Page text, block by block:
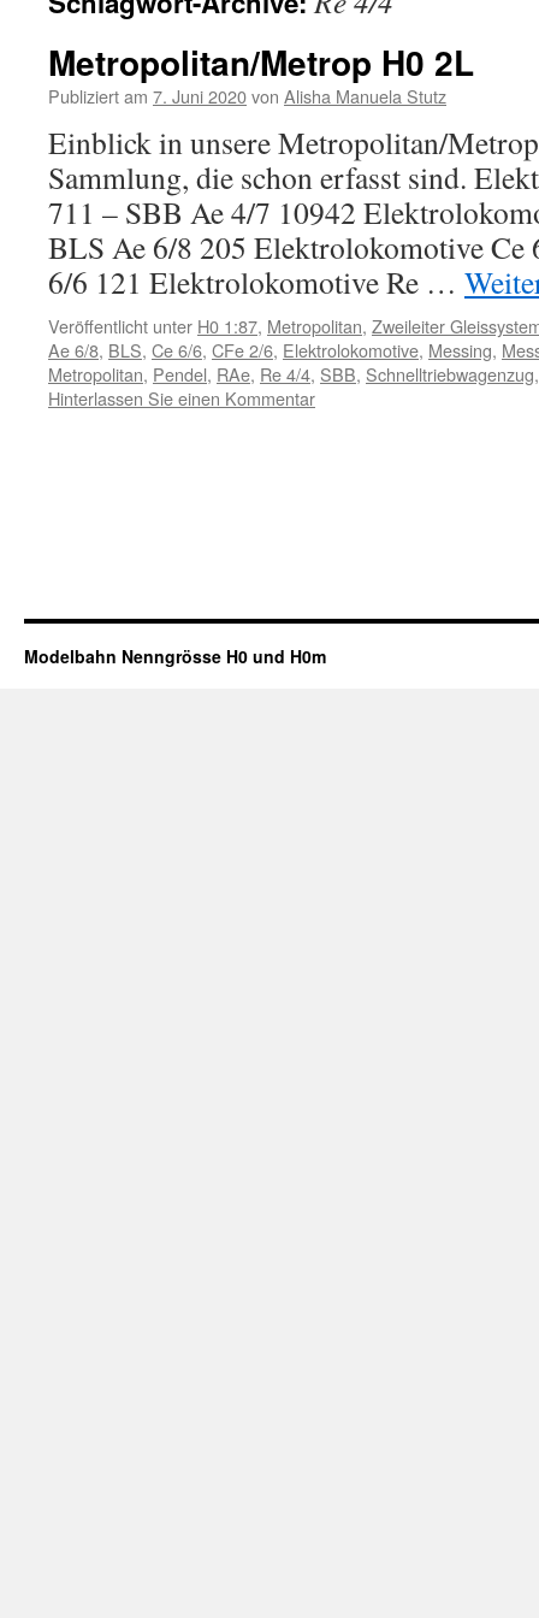
Metropolitan/Metrop H0 2L
Publiziert am 7. Juni 2020von Alisha Manuela Stutz
Einblick in unsere Metropolitan/
Sammlung, die schon erfasst sind.
711 – SBB Ae 4/7 10942
BLS Ae 6/8 205 Elektrolokomotive Ce
6/6 121 Elektrolokomotive Re …
Veröffentlicht unter H0 1:87, Metropolitan, Zweileiter
Ae 6/8, BLS, Ce 6/6, CFe 2/6, Elektrolokomotive, Messing,
Metropolitan, Pendel, RAe, Re 4/4, SBB, Schnelltriebwagenzug
Hinterlassen Sie einen Kommentar
Modelbahn Nenngrösse H0 und H0m